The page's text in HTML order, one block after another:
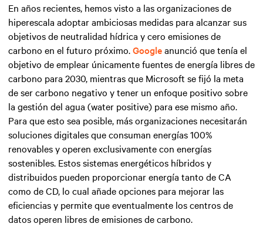
En años recientes, hemos visto a las organizaciones de
hiperescala adoptar ambiciosas medidas para alcanzar sus
objetivos de neutralidad hídrica y cero emisiones de
carbono en el futuro próximo.Googleanunció que tenía el
objetivo de emplear únicamente fuentes de energía libres de
carbono para 2030, mientras que Microsoft se fijó la meta
de ser carbono negativo y tener un enfoque positivo sobre
la gestión del agua (water positive) para ese mismo año.
Para que esto sea posible, más organizaciones necesitarán
soluciones digitales que consuman energías 100%
renovables y operen exclusivamente con energías
sostenibles. Estos sistemas energéticos híbridos y
distribuidos pueden proporcionar energía tanto de CA
como de CD, lo cual añade opciones para mejorar las
eficiencias y permite que eventualmente los centros de
datos operen libres de emisiones de carbono.